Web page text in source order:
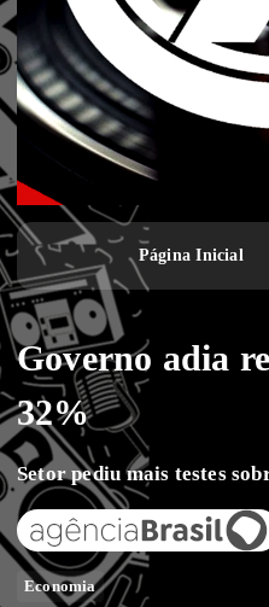
Página Inicial
Governo adia
32%
Setor pediu mais testes
Economia